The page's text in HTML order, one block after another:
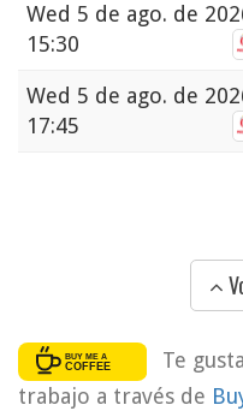
Wed 5 de ago. de
15:30
Wed 5 de ago. de
17:45
Te
trabajo a través de